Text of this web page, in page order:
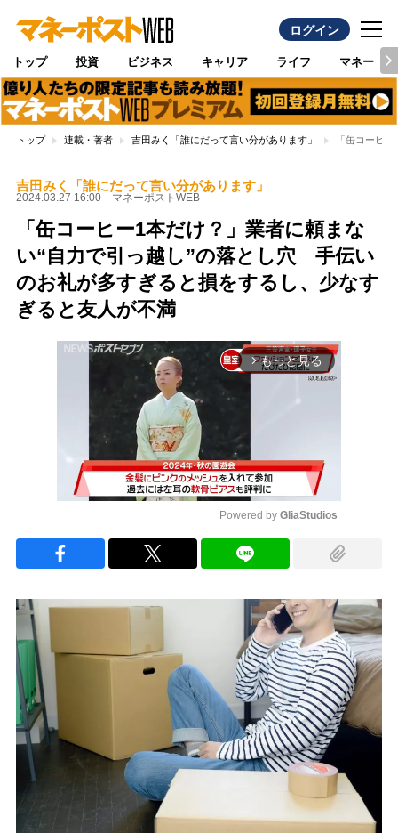
ログイン
トップ 投資 ビジネス キャリア ライフ マネー
トップ 連載・著者 吉田みく「誰にだって言い分があります」 「缶コーヒ
吉田みく「誰にだって言い分があります」
2024.03.27 16:00 マネーポストWEB
「缶コーヒー1本だけ？」業者に頼まな
い“自力で引っ越し”の落とし穴 手伝い
のお礼が多すぎると損をするし、少なす
ぎると友人が不満
arrow_forward_ios もっと見る
Powered by GliaStudios